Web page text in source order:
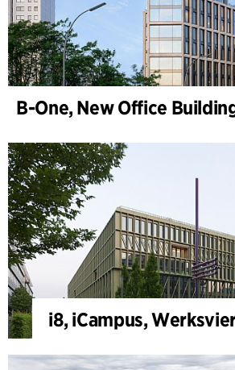
i8, iCampus,